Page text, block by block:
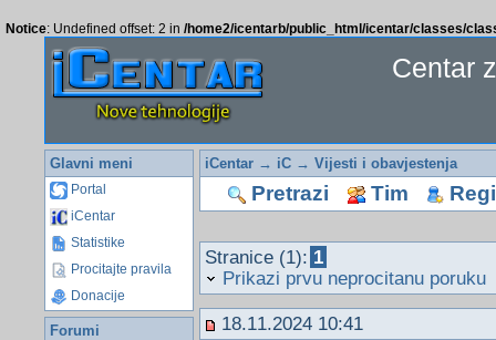
Notice: Undefined offset: 2 in /home2/icentarb/public_html/icentar/classes/
Centar
Glavni meni
Portal
iCentar
Statistike
Procitajte pravila
Donacije
Forumi
iCentar→ iC→ Vijesti i obavjestenja
Pretrazi Tim
Stranice (1): 1
Prikazi prvu neprocitanu poruku
18.11.2024 10:41